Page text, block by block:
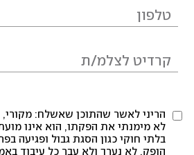
הריני לאשר שהתוכן שאשלח: מקורי,
לא מימנתי את הפקתו, הוא אינו
בלתי חוקי כגון הסגת גבול ופגיעה
הופק, לא נערך ולא עבר כל עיבוד